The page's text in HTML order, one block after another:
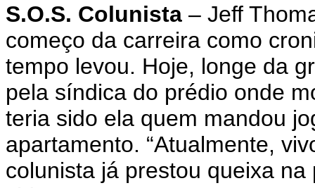
S.O.S. Colunista – Jeff
começo da carreira como
tempo levou. Hoje, longe da
pela síndica do prédio onde
teria sido ela quem mandou
apartamento. “Atualmente,
colunista já prestou queixa